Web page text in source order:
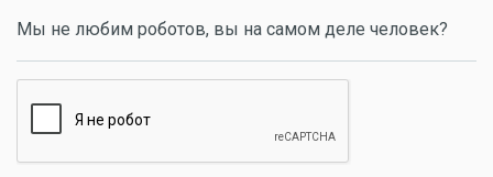
Мы не любим роботов, вы на самом деле человек?